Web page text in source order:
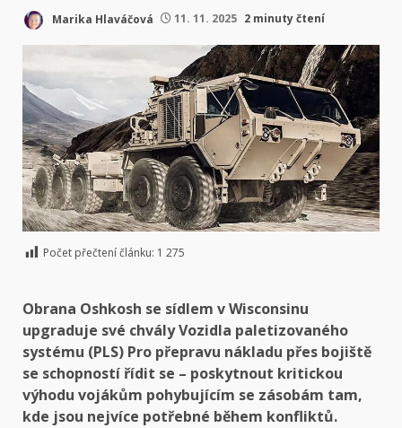
Marika Hlaváčová 11. 11. 2025 2 minuty čtení
Počet přečtení článku: 1 275
Obrana Oshkosh se sídlem v Wisconsinu
upgraduje své chvályVozidla paletizovaného
systému (PLS) Pro přepravu nákladu přes bojiště
se schopností řídit se – poskytnout kritickou
výhodu vojákům pohybujícím se zásobám tam,
kde jsou nejvíce potřebné během konfliktů.